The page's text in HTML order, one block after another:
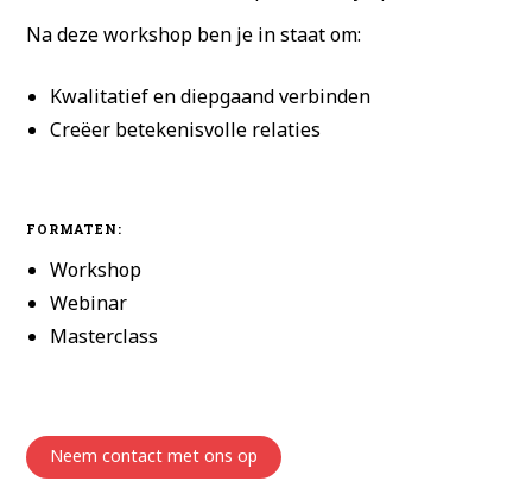
Na deze workshop ben je in staat om:
Kwalitatief en diepgaand verbinden
Creëer betekenisvolle relaties
FORMATEN:
Workshop
Webinar
Masterclass
Neem contact met ons op